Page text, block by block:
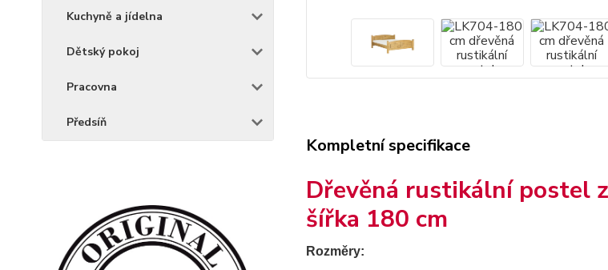
Kuchyně a jídelna
Dětský pokoj
Pracovna
Předsíň
Kompletní specifikace
Dřevěná rustikální postel
šířka 180 cm
Rozměry: